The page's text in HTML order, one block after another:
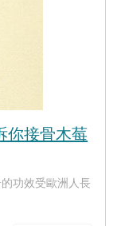
你接骨木莓
功效受歐洲人長